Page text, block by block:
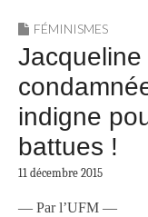
FÉMINISMES
indigne
battues !
11 décembre 2015
— Par l’UFM —